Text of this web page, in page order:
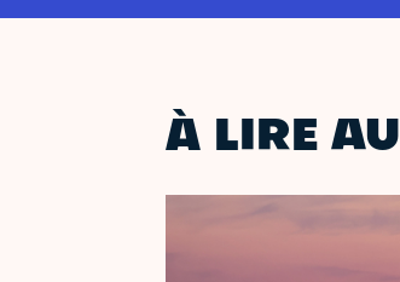
À LIRE